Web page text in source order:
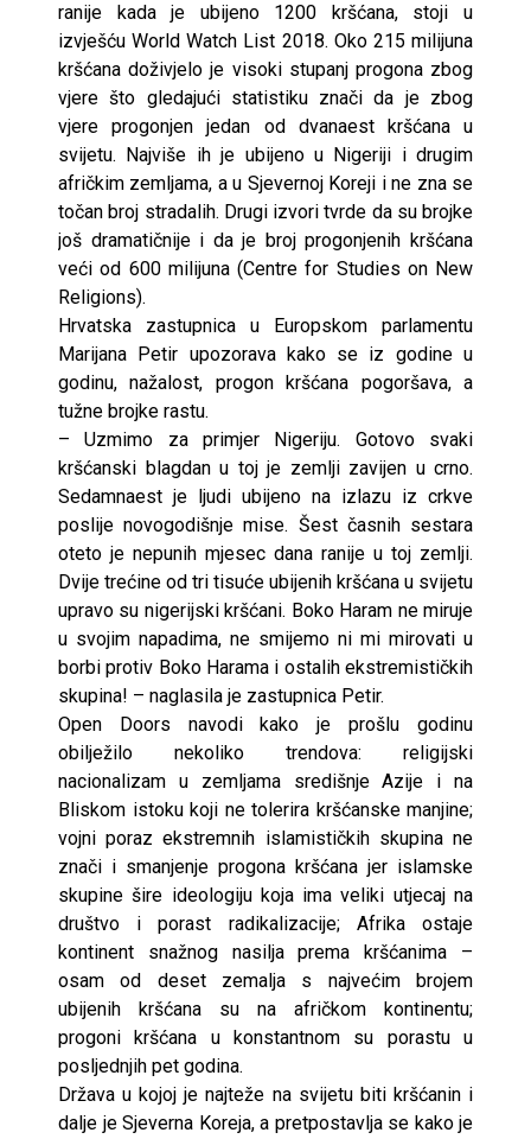
ranije kada je ubijeno 1200 kršćana, stoji u
izvješću World Watch List 2018. Oko 215 milijuna
kršćana doživjelo je visoki stupanj progona zbog
vjere što gledajući statistiku znači da je zbog
vjere progonjen jedan od dvanaest kršćana u
svijetu. Najviše ih je ubijeno u Nigeriji i drugim
afričkim zemljama, a u Sjevernoj Koreji i ne zna se
točan broj stradalih. Drugi izvori tvrde da su brojke
još dramatičnije i da je broj progonjenih kršćana
veći od 600 milijuna (Centre for Studies on New
Religions).
Hrvatska zastupnica u Europskom parlamentu
Marijana Petir upozorava kako se iz godine u
godinu, nažalost, progon kršćana pogoršava, a
tužne brojke rastu.
– Uzmimo za primjer Nigeriju. Gotovo svaki
kršćanski blagdan u toj je zemlji zavijen u crno.
Sedamnaest je ljudi ubijeno na izlazu iz crkve
poslije novogodišnje mise. Šest časnih sestara
oteto je nepunih mjesec dana ranije u toj zemlji.
Dvije trećine od tri tisuće ubijenih kršćana u svijetu
upravo su nigerijski kršćani. Boko Haram ne miruje
u svojim napadima, ne smijemo ni mi mirovati u
borbi protiv Boko Harama i ostalih ekstremističkih
skupina! – naglasila je zastupnica Petir.
Open Doors navodi kako je prošlu godinu
obilježilo nekoliko trendova: religijski
nacionalizam u zemljama središnje Azije i na
Bliskom istoku koji ne tolerira kršćanske manjine;
vojni poraz ekstremnih islamističkih skupina ne
znači i smanjenje progona kršćana jer islamske
skupine šire ideologiju koja ima veliki utjecaj na
društvo i porast radikalizacije; Afrika ostaje
kontinent snažnog nasilja prema kršćanima –
osam od deset zemalja s najvećim brojem
ubijenih kršćana su na afričkom kontinentu;
progoni kršćana u konstantnom su porastu u
posljednjih pet godina.
Država u kojoj je najteže na svijetu biti kršćanin i
dalje je Sjeverna Koreja, a pretpostavlja se kako je